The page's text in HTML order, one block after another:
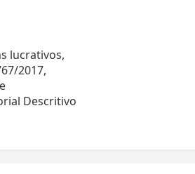
lucrativos,
2017,
Descritivo